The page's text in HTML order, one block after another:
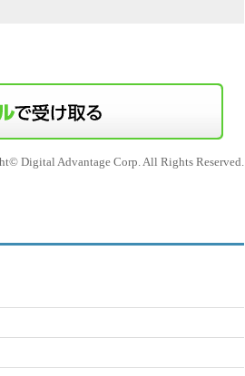
Digital Advantage Corp. All Rights Reserved.